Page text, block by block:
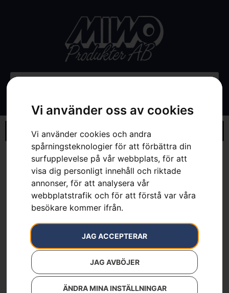
Vi använder oss av cookies
Vi använder cookies och andra
spårningsteknologier för att förbättra din
surfupplevelse på vår webbplats, för att
visa dig personligt innehåll och riktade
annonser, för att analysera vår
webbplatstrafik och för att förstå var våra
besökare kommer ifrån.
JAG ACCEPTERAR
JAG AVBÖJER
ÄNDRA MINA INSTÄLLNINGAR
»Webbutik»Borste – Rider 200-serien med inkluderat
stänkskydd